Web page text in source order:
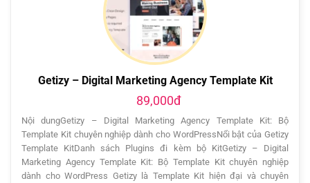
Getizy – Digital Marketing Agency Template Kit
89,000đ
Nội dungGetizy – Digital Marketing Agency Template Kit: Bộ
Template Kit chuyên nghiệp dành cho WordPressNổi bật của Getizy
Template KitDanh sách Plugins đi kèm bộ KitGetizy – Digital
Marketing Agency Template Kit: Bộ Template Kit chuyên nghiệp
dành cho WordPress Getizy là Template Kit hiện đại và chuyên